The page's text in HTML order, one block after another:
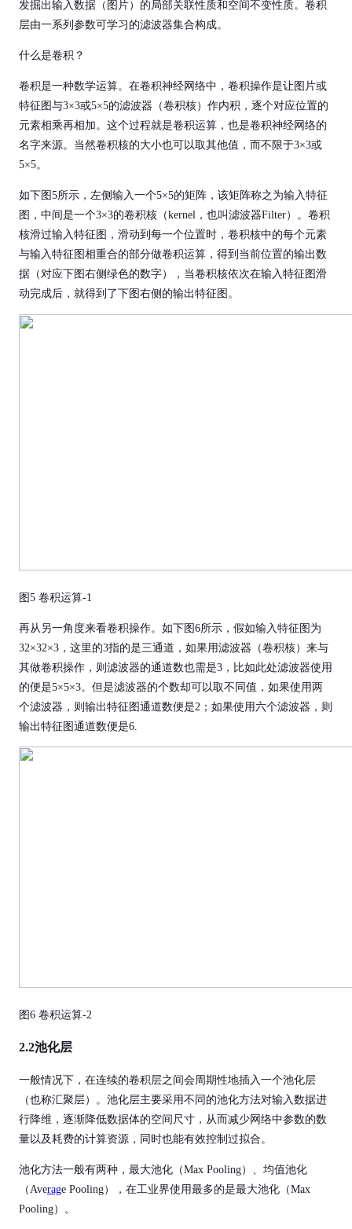
发掘出输入数据（图片）的局部关联性质和空间不变性质。卷积
层由一系列参数可学习的滤波器集合构成。
什么是卷积？
卷积是一种数学运算。在卷积神经网络中，卷积操作是让图片或
特征图与3×3或5×5的滤波器（卷积核）作内积，逐个对应位置的
元素相乘再相加。这个过程就是卷积运算，也是卷积神经网络的
名字来源。当然卷积核的大小也可以取其他值，而不限于3×3或
5×5。
如下图5所示，左侧输入一个5×5的矩阵，该矩阵称之为输入特征
图，中间是一个3×3的卷积核（kernel，也叫滤波器Filter）。卷积
核滑过输入特征图，滑动到每一个位置时，卷积核中的每个元素
与输入特征图相重合的部分做卷积运算，得到当前位置的输出数
据（对应下图右侧绿色的数字），当卷积核依次在输入特征图滑
动完成后，就得到了下图右侧的输出特征图。
图5 卷积运算-1
再从另一角度来看卷积操作。如下图6所示，假如输入特征图为
32×32×3，这里的3指的是三通道，如果用滤波器（卷积核）来与
其做卷积操作，则滤波器的通道数也需是3，比如此处滤波器使用
的便是5×5×3。但是滤波器的个数却可以取不同值，如果使用两
个滤波器，则输出特征图通道数便是2；如果使用六个滤波器，则
输出特征图通道数便是6.
图6 卷积运算-2
2.2池化层
一般情况下，在连续的卷积层之间会周期性地插入一个池化层
（也称汇聚层）。池化层主要采用不同的池化方法对输入数据进
行降维，逐渐降低数据体的空间尺寸，从而减少网络中参数的数
量以及耗费的计算资源，同时也能有效控制过拟合。
池化方法一般有两种，最大池化（Max Pooling）、均值池化
（Average Pooling），在工业界使用最多的是最大池化（Max
Pooling）。